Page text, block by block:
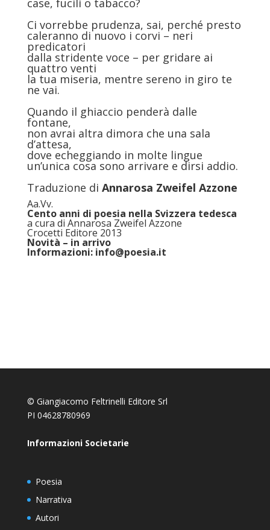
case, fucili o tabacco?
Ci vorrebbe prudenza, sai, perché presto
caleranno di nuovo i corvi – neri
predicatori
dalla stridente voce – per gridare ai
quattro venti
la tua miseria, mentre sereno in giro te
ne vai.
Quando il ghiaccio penderà dalle
fontane,
non avrai altra dimora che una sala
d’attesa,
dove echeggiando in molte lingue
un’unica cosa sono arrivare e dirsi addio.
Traduzione di Annarosa Zweifel Azzone
Aa.Vv.
Cento anni di poesia nella Svizzera tedesca
a cura di Annarosa Zweifel Azzone
Crocetti Editore 2013
Novità – in arrivo
Informazioni: info@poesia.it
© Giangiacomo Feltrinelli Editore Srl
PI 04628780969
Informazioni Societarie
Poesia
Narrativa
Autori